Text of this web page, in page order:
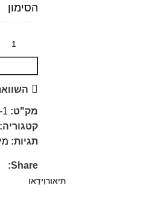
Plus
הסימון
מק"ט: 1
קטגוריה:
תגיות:
Share:
תיאורוִידֵאוֹ